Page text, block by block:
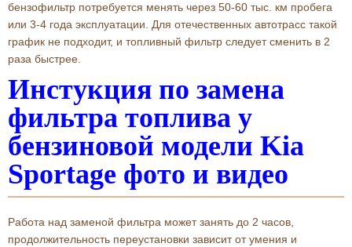
бензофильтр потребуется менять через 50-60 тыс. км пробега
или 3-4 года эксплуатации. Для отечественных автотрасс такой
график не подходит, и топливный фильтр следует сменить в 2
раза быстрее.
Инстукция по замена
фильтра топлива у
бензиновой модели Kia
Sportage фото и видео
Работа над заменой фильтра может занять до 2 часов,
продолжительность переустановки зависит от умения и